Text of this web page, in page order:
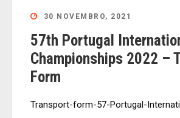
30 NOVEMBRO, 2021
57th Portugal
Championships 2022 –
Form
Transport-form-57-Portugal-